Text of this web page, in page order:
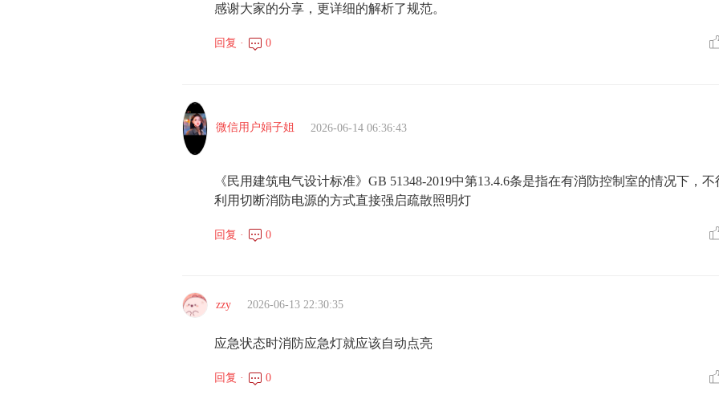
感谢大家的分享，更详细的解析了规范。
回复 · 0
微信用户娟子姐 2026-06-14 06:36:43
《民用建筑电气设计标准》GB 51348-2019中第13.4.6条是指在有消防控制室的情况下，不
利用切断消防电源的方式直接强启疏散照明灯
回复 · 0
zzy 2026-06-13 22:30:35
应急状态时消防应急灯就应该自动点亮
回复 · 0